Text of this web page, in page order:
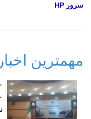
سرور HP
مهمترین